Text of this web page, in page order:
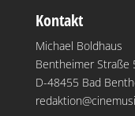
Kontakt
Michael Boldhaus
Bentheimer Straße
D-48455 Bad